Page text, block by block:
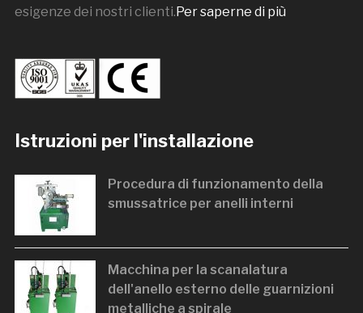
esigenze dei nostri clienti.Per saperne di più
Istruzioni per l'installazione
Procedura di funzionamento della
smussatrice per anelli interni
Macchina per la scanalatura
dell'anello esterno delle guarnizioni
metalliche a spirale